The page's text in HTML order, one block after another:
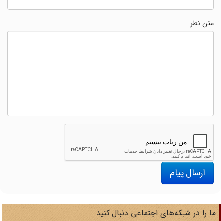
متن نظر
ارسال پیام
را در شبکه‌های اجتماعی دنبال کنید